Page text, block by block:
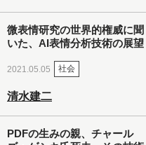
微表情研究の世界的権威に聞
いた、AI表情分析技術の展望
2021.05.05 社会
清水建二
PDFの生みの親、チャール